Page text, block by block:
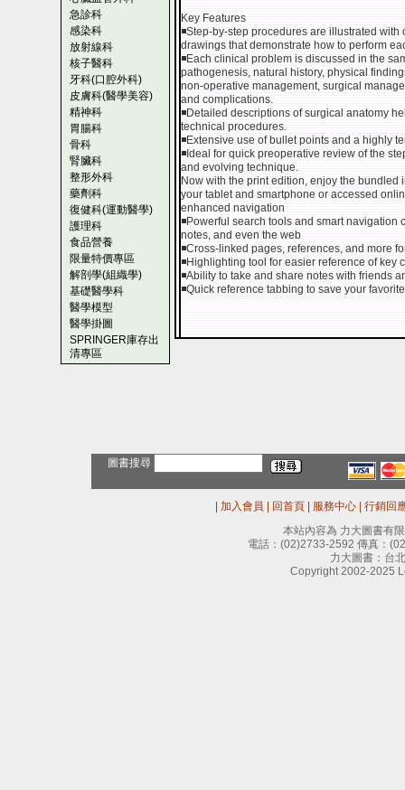
急診科
感染科
放射線科
核子醫科
牙科(口腔外科)
皮膚科(醫學美容)
精神科
胃腸科
骨科
腎臟科
整形外科
藥劑科
復健科(運動醫學)
護理科
食品營養
限量特價專區
解剖學(組織學)
基礎醫學科
醫學模型
醫學掛圖
SPRINGER庫存出
清專區
Key Features
◾Step-by-step procedures are illustrated
drawings that demonstrate how to perform
◾Each clinical problem is discussed in the
pathogenesis, natural history, physical
non-operative management, surgical
and complications.
◾Detailed descriptions of surgical anatomy
technical procedures.
◾Extensive use of bullet points and a highly
◾Ideal for quick preoperative review of the
and evolving technique.
Now with the print edition, enjoy the
your tablet and smartphone or accessed
enhanced navigation
◾Powerful search tools and smart
notes, and even the web
◾Cross-linked pages, references, and more
◾Highlighting tool for easier reference of key
◾Ability to take and share notes with friends
◾Quick reference tabbing to save your
圖書搜尋
加入會員 回首頁 服務中心
行銷回
本站內容為 力大圖書有
電話： (02)2733-2592 傳真：
力大圖書：台
Copyright 2002-2025